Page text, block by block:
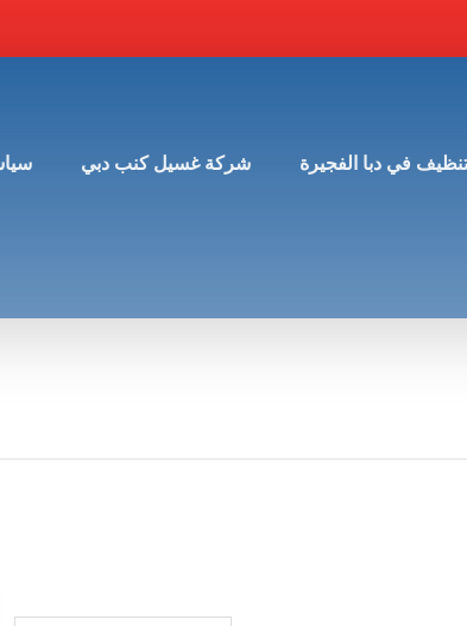
في دبا الفجيرة شركة غسيل كنب دبي